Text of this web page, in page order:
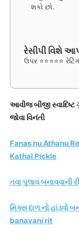
શકો છો.
રેસીપી વિશે
ઉપર ⭐⭐⭐⭐⭐
આવીજ બીજી
જોવા વિનંતી
Fanas nu Athanu
Kathal Pickle
તવા પુલાવ
મિક્સ દાળ નો હાંડવો
banavani rit